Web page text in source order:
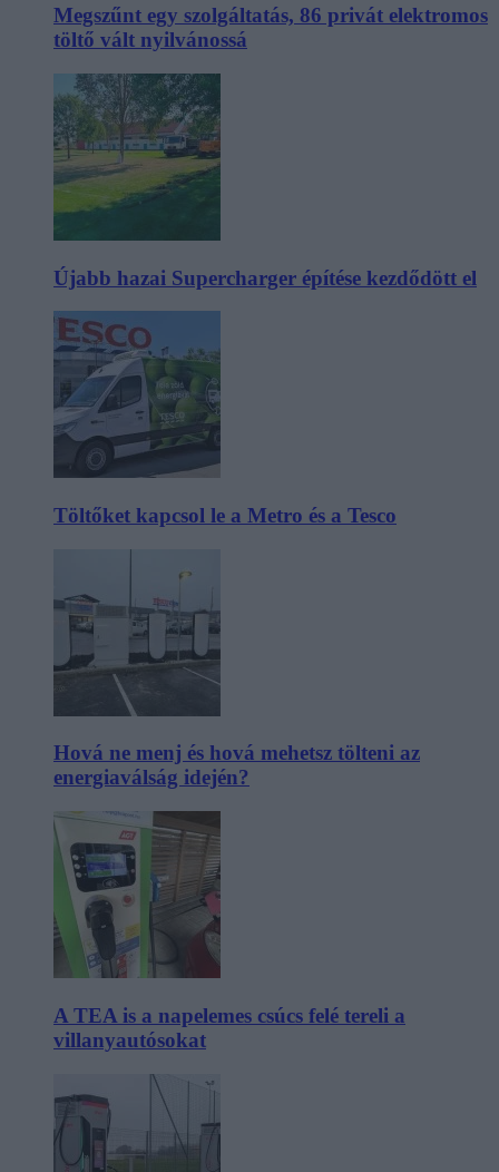
Megszűnt egy szolgáltatás, 86 privát elektromos
töltő vált nyilvánossá
Újabb hazai Supercharger építése kezdődött el
Töltőket kapcsol le a Metro és a Tesco
Hová ne menj és hová mehetsz tölteni az
energiaválság idején?
A TEA is a napelemes csúcs felé tereli a
villanyautósokat